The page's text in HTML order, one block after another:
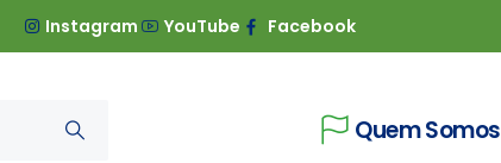
Instagram YouTube Facebook
Quem Somos